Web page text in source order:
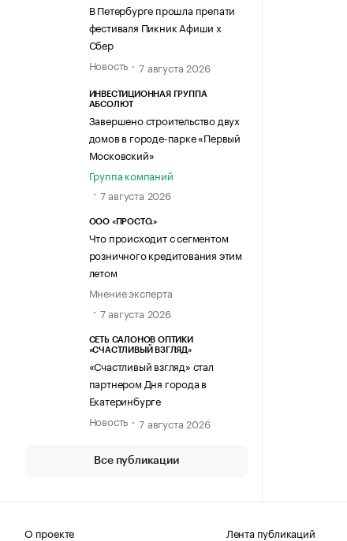
В Петербурге прошла препати
фестиваля Пикник Афиши х
Сбер
Новость
7 августа 2026
ИНВЕСТИЦИОННАЯ ГРУППА
АБСОЛЮТ
Завершено строительство двух
домов в городе-парке «Первый
Московский»
Группа компаний
7 августа 2026
ООО «ПРОСТО.»
Что происходит с сегментом
розничного кредитования этим
летом
Мнение эксперта
7 августа 2026
СЕТЬ САЛОНОВ ОПТИКИ
«СЧАСТЛИВЫЙ ВЗГЛЯД»
«Счастливый взгляд» стал
партнером Дня города в
Екатеринбурге
Новость
7 августа 2026
Все публикации
О проекте
Лента публикаций